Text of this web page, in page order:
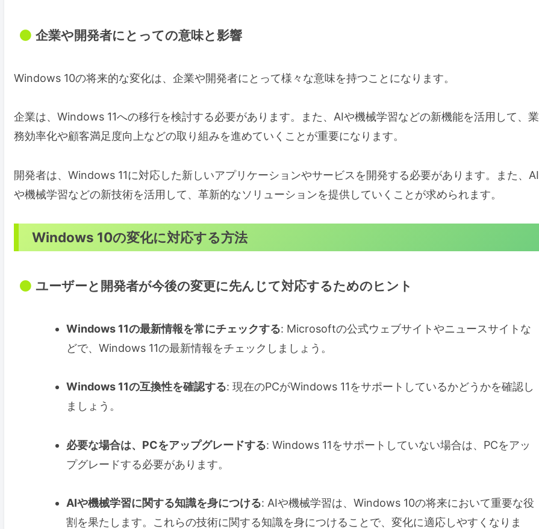
企業や開発者にとっての意味と影響
Windows 10の将来的な変化は、企業や開発者にとって様々な意味を持つことになります。
企業は、Windows 11への移行を検討する必要があります。また、AIや機械学習などの新機能を活用して、業
務効率化や顧客満足度向上などの取り組みを進めていくことが重要になります。
開発者は、Windows 11に対応した新しいアプリケーションやサービスを開発する必要があります。また、AI
や機械学習などの新技術を活用して、革新的なソリューションを提供していくことが求められます。
Windows 10の変化に対応する方法
ユーザーと開発者が今後の変更に先んじて対応するためのヒント
Windows 11の最新情報を常にチェックする: Microsoftの公式ウェブサイトやニュースサイトな
どで、Windows 11の最新情報をチェックしましょう。
Windows 11の互換性を確認する: 現在のPCがWindows 11をサポートしているかどうかを確認し
ましょう。
必要な場合は、PCをアップグレードする: Windows 11をサポートしていない場合は、PCをアッ
プグレードする必要があります。
AIや機械学習に関する知識を身につける: AIや機械学習は、Windows 10の将来において重要な役
割を果たします。これらの技術に関する知識を身につけることで、変化に適応しやすくなりま